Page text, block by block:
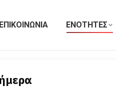
ΕΠΙΚΟΙΝΩΝΙΑ ΕΝΟΤΗΤΕΣ